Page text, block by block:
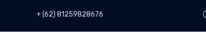
+ (62) 81259828676